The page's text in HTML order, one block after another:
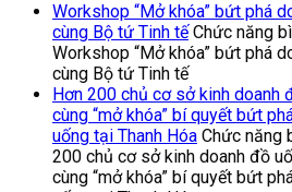
Workshop “Mở khóa” bứt phá
cùng Bộ tứ Tinh tế Chức năng
Workshop “Mở khóa” bứt phá
cùng Bộ tứ Tinh tế
Hơn 200 chủ cơ sở kinh doanh
cùng “mở khóa” bí quyết bứt
uống tại Thanh Hóa Chức năng
200 chủ cơ sở kinh doanh đồ
cùng “mở khóa” bí quyết bứt